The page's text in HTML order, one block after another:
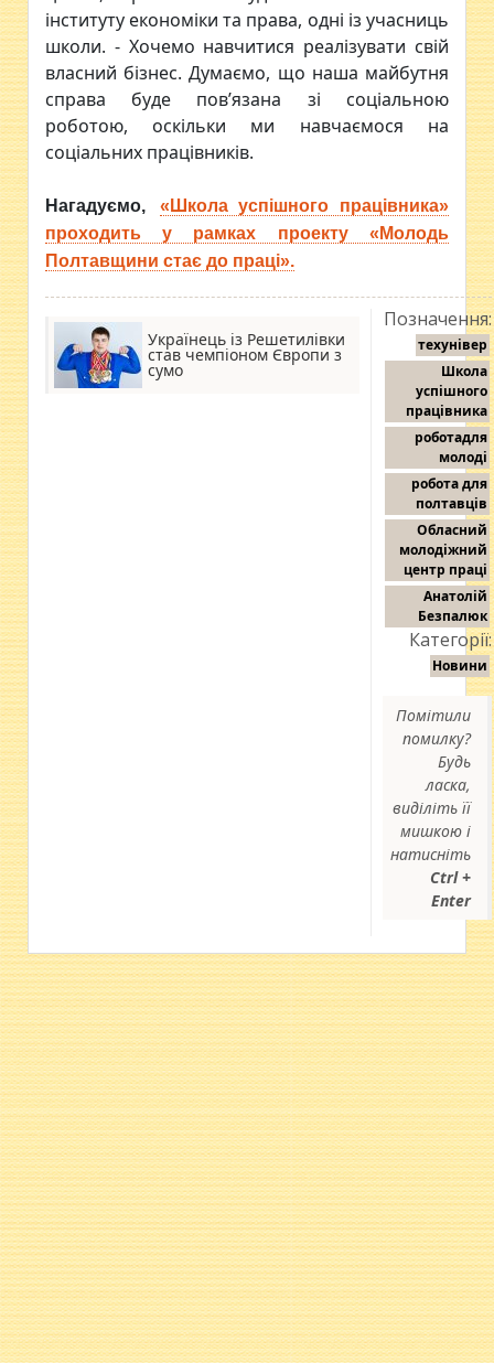
інституту економіки та права, одні із учасниць
школи. - Хочемо навчитися реалізувати свій
власний бізнес. Думаємо, що наша майбутня
справа буде пов’язана зі соціальною
роботою, оскільки ми навчаємося на
соціальних працівників.
Нагадуємо,
«Школа успішного працівника»
проходить у рамках проекту «Молодь
Полтавщини стає до праці».
Українець із Решетилівки
став чемпіоном Європи з
сумо
Позначення:
техунівер
Школа
успішного
працівника
роботадля
молоді
робота для
полтавців
Обласний
молодіжний
центр праці
Анатолій
Безпалюк
Категорії:
Новини
Помітили
помилку?
Будь
ласка,
виділіть її
мишкою і
натисніть
Ctrl +
Enter